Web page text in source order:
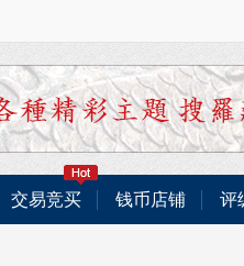
交易竞买 钱币店铺 评